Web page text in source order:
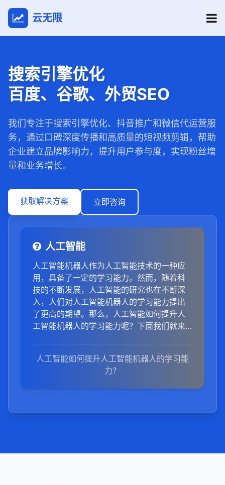
云无限
搜索引擎优化
百度、谷歌、外贸SEO
我们专注于搜索引擎优化、抖音推广和微信代运营服
务，通过口碑深度传播和高质量的短视频剪辑，帮助
企业建立品牌影响力，提升用户参与度，实现粉丝增
量和业务增长。
获取解决方案 立即咨询
人工智能
人工智能机器人作为人工智能技术的一种应
用，具备了一定的学习能力。然而，随着科
技的不断发展，人工智能的研究也在不断深
入，人们对人工智能机器人的学习能力提出
了更高的期望。那么，人工智能如何提升人
工智能机器人的学习能力呢？下面我们就来
人工智能如何提升人工智能机器人的学习能
力？